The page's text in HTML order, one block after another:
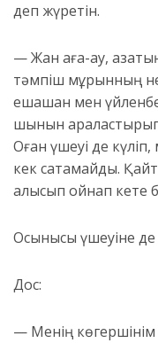
деп жүретін.
— Жан аға-ау,
тәмпіш мұрынның
ешқашан мен
шынын
Оған үшеуі де
кек сақтамайды.
алысып ойнап кете
Осынысы үшеуіне
Дос:
— Менің көгершінім